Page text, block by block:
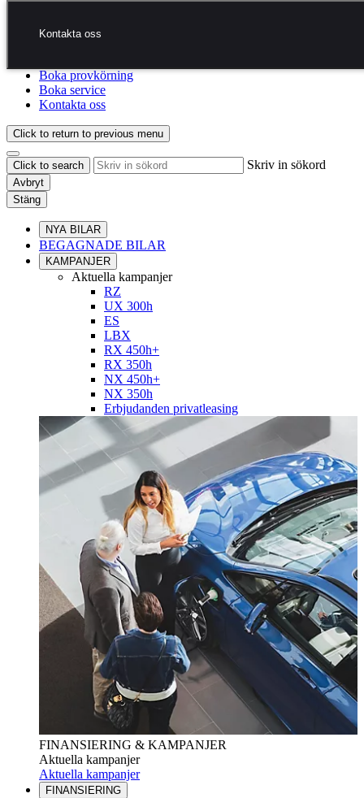
Kontakta oss
Boka provkörning
Boka service
Kontakta oss
Click to return to previous menu
Click to search Skriv in sökord
Avbryt
Stäng
NYA BILAR
BEGAGNADE BILAR
KAMPANJER
Aktuella kampanjer
RZ
UX 300h
ES
LBX
RX 450h+
RX 350h
NX 450h+
NX 350h
Erbjudanden privatleasing
FINANSIERING & KAMPANJER
Aktuella kampanjer
Aktuella kampanjer
FINANSIERING
Kontakta oss